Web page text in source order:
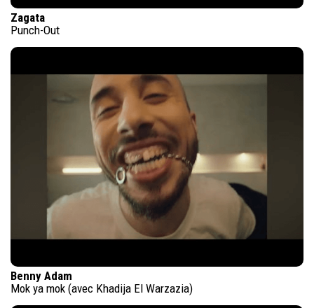
Zagata
Punch-Out
Benny Adam
Mok ya mok (avec Khadija El Warzazia)